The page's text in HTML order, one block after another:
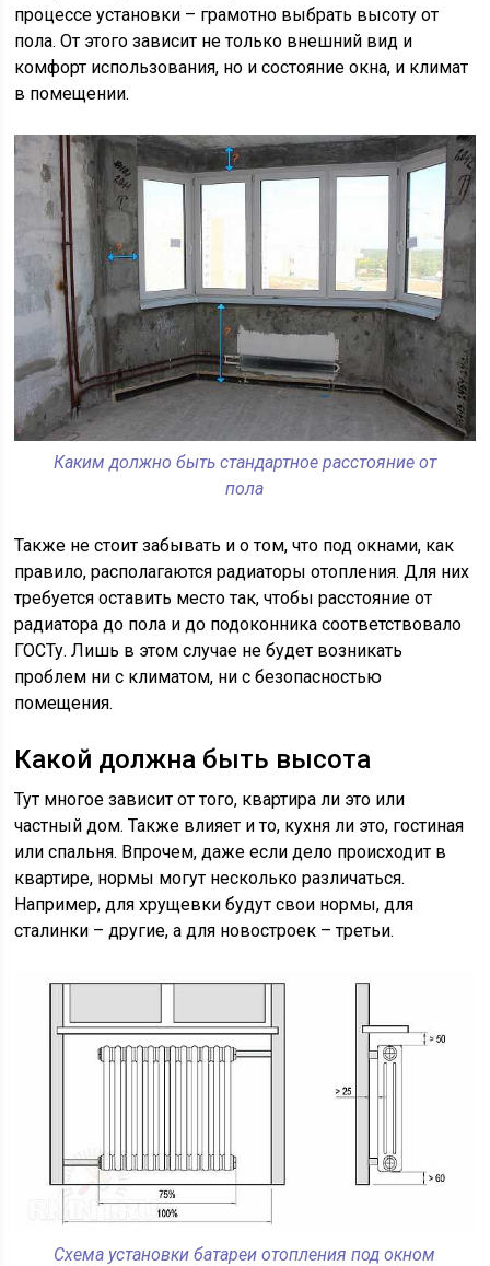
процессе установки – грамотно выбрать высоту от
пола. От этого зависит не только внешний вид и
комфорт использования, но и состояние окна, и климат
в помещении.
Каким должно быть стандартное расстояние от
пола
Также не стоит забывать и о том, что под окнами, как
правило, располагаются радиаторы отопления. Для них
требуется оставить место так, чтобы расстояние от
радиатора до пола и до подоконника соответствовало
ГОСТу. Лишь в этом случае не будет возникать
проблем ни с климатом, ни с безопасностью
помещения.
Какой должна быть высота
Тут многое зависит от того, квартира ли это или
частный дом. Также влияет и то, кухня ли это, гостиная
или спальня. Впрочем, даже если дело происходит в
квартире, нормы могут несколько различаться.
Например, для хрущевки будут свои нормы, для
сталинки – другие, а для новостроек – третьи.
Схема установки батареи отопления под окном